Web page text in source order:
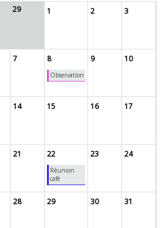
29 1 2 3
7 8
Observation
9 10
14 15 16 17
21 22
Réunion
café
23 24
28 29 30 31